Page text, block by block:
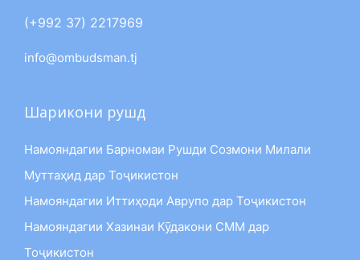
(+992 37) 2217969
info@ombudsman.tj
Шарикони рушд
Намояндагии Барномаи Рушди Созмони Милали
Муттаҳид дар Тоҷикистон
Намояндагии Иттиҳоди Аврупо дар Тоҷикистон
Намояндагии Хазинаи Кӯдакони СММ дар
Тоҷикистон